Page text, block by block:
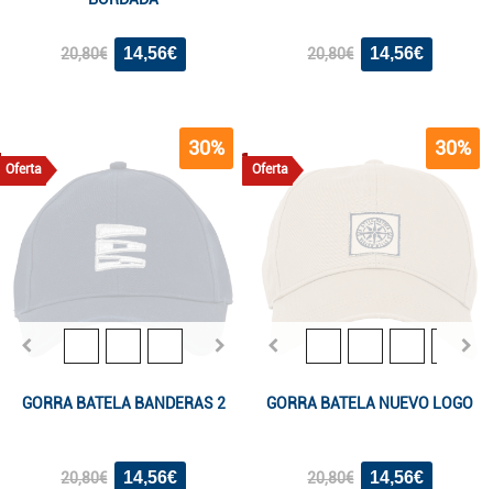
20,80€ 14,56€ 20,80€ 14,56€
Oferta
30%
GORRA BATELA BANDERAS 2
20,80€ 14,56€
Oferta
30%
GORRA BATELA NUEVO LOGO
20,80€ 14,56€